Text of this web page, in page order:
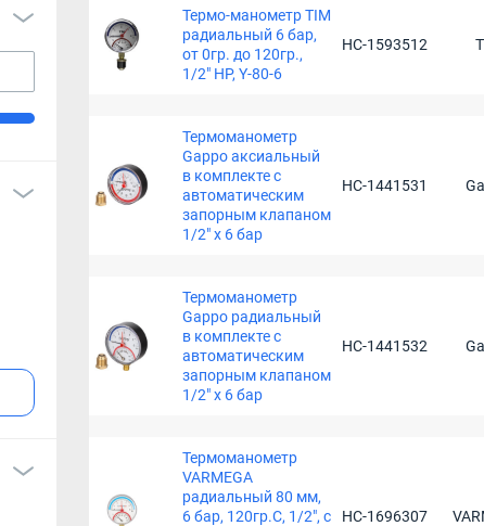
Термо-манометр TIM
радиальный 6 бар,
от 0гр. до 120гр.,
1/2" НР, Y-80-6
НС-1593512
Термоманометр
Gappo аксиальный
в комплекте с
автоматическим
запорным клапаном
1/2" x 6 бар
НС-1441531
Термоманометр
Gappo радиальный
в комплекте с
автоматическим
запорным клапаном
1/2" x 6 бар
НС-1441532
Термоманометр
VARMEGA
радиальный 80 мм,
6 бар, 120гр.С, 1/2", с
НС-1696307